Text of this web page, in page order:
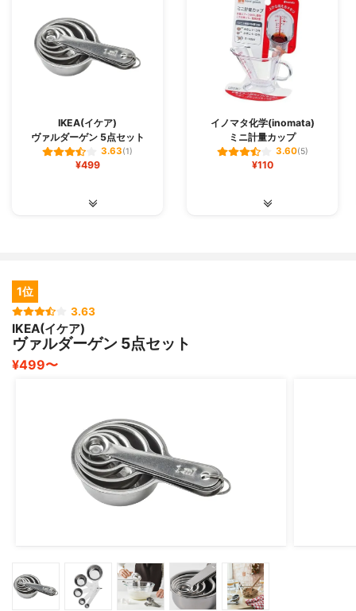
IKEA(イケア)
ヴァルダーゲン 5点セット
3.63(1)
¥499
イノマタ化学(inomata)
ミニ計量カップ
3.60(5)
¥110
1位
3.63
IKEA(イケア)
ヴァルダーゲン 5点セット
¥499〜